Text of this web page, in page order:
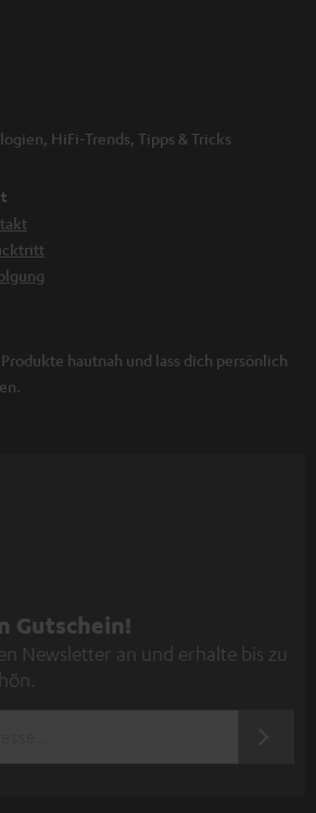
Partner für die Soundbar. Erhältlich sind die
Plus in schwarz und weiß.
Was die Kombination möglich macht
HiFi-Trends, Tipps & Tricks
hautnah und lass dich persönlich
Gutschein!
Newsletter an und erhalte bis zu